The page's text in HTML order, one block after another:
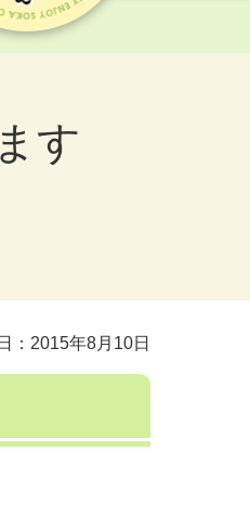
す
：2015年8月10日